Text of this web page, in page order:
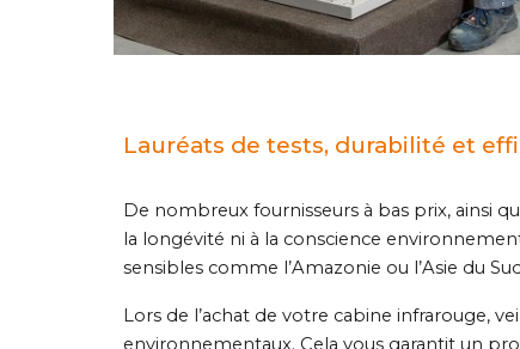
Lauréats de tests, durabilité et
De nombreux fournisseurs à bas prix, ainsi
la longévité ni à la conscience
sensibles comme l’Amazonie ou l’Asie du
Lors de l’achat de votre cabine infrarouge,
environnementaux. Cela vous garantit un